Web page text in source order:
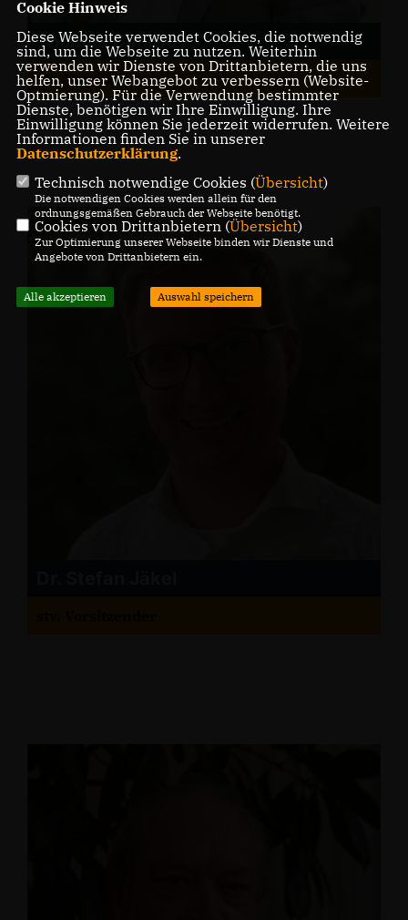
Thomas Conrady
stv. Vorsitzender
Cookie Hinweis
Diese Webseite verwendet Cookies, die notwendig
sind, um die Webseite zu nutzen. Weiterhin
verwenden wir Dienste von Drittanbietern, die uns
helfen, unser Webangebot zu verbessern (Website-
Optmierung). Für die Verwendung bestimmter
Dienste, benötigen wir Ihre Einwilligung. Ihre
Einwilligung können Sie jederzeit widerrufen. Weitere
Informationen finden Sie in unserer
Datenschutzerklärung.
Technisch notwendige Cookies (Übersicht)
Die notwendigen Cookies werden allein für den
ordnungsgemäßen Gebrauch der Webseite benötigt.
Cookies von Drittanbietern (Übersicht)
Zur Optimierung unserer Webseite binden wir Dienste und
Angebote von Drittanbietern ein.
Alle akzeptieren Auswahl speichern